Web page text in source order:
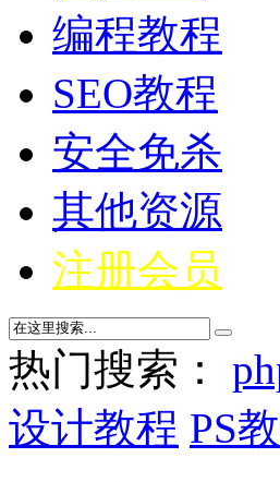
编程教程
SEO教程
安全免杀
其他资源
注册会员
热门搜索：
设计教程 PS